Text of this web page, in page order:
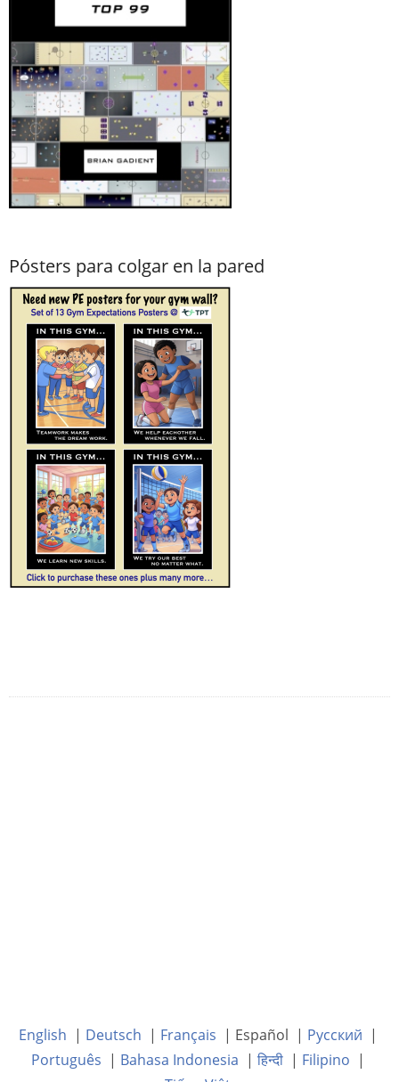
Pósters para colgar en la pared
English | Deutsch | Français | Español | Русский |
Português | Bahasa Indonesia |हिन्दी| Filipino |